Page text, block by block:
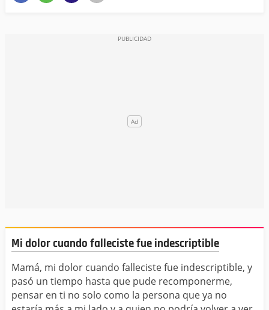
Mi dolor cuando falleciste fue indescriptible
Mamá, mi dolor cuando falleciste fue indescriptible, y
pasó un tiempo hasta que pude recomponerme,
pensar en ti no solo como la persona que ya no